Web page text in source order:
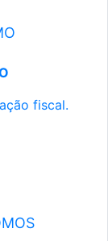
fiscal.